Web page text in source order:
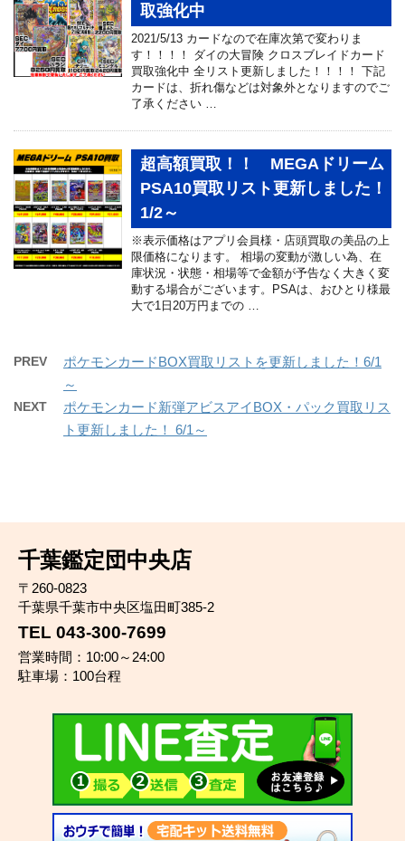
取強化中
2021/5/13 カードなので在庫次第で変わりま
す！！！！ ダイの大冒険 クロスブレイドカード
買取強化中 全リスト更新しました！！！！ 下記
カードは、折れ傷などは対象外となりますのでご
了承ください …
超高額買取！！ MEGAドリーム
PSA10買取リスト更新しました！
1/2～
※表示価格はアプリ会員様・店頭買取の美品の上
限価格になります。 相場の変動が激しい為、在
庫状況・状態・相場等で金額が予告なく大きく変
動する場合がございます。PSAは、おひとり様最
大で1日20万円までの …
PREV
ポケモンカードBOX買取リストを更新しました！6/1
～
NEXT
ポケモンカード新弾アビスアイBOX・パック買取リス
ト更新しました！ 6/1～
千葉鑑定団中央店
〒260-0823
千葉県千葉市中央区塩田町385-2
TEL 043-300-7699
営業時間：10:00～24:00
駐車場：100台程